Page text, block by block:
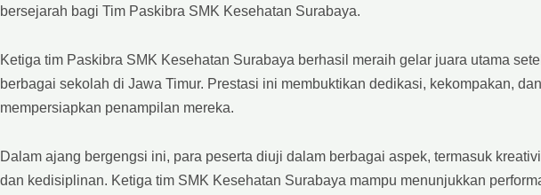
bersejarah bagi Tim Paskibra SMK Kesehatan Surabaya.
Ketiga tim Paskibra SMK Kesehatan Surabaya berhasil meraih gelar juara utama
berbagai sekolah di Jawa Timur. Prestasi ini membuktikan dedikasi, kekompakan,
mempersiapkan penampilan mereka.
Dalam ajang bergengsi ini, para peserta diuji dalam berbagai aspek, termasuk
dan kedisiplinan. Ketiga tim SMK Kesehatan Surabaya mampu menunjukkan